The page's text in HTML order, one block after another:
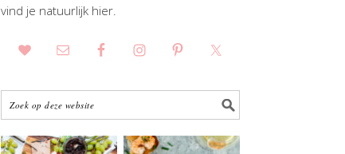
vind je natuurlijk hier.